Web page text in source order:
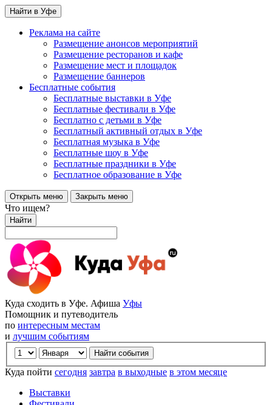
Найти в Уфе
Реклама на сайте
Размещение анонсов мероприятий
Размещение ресторанов и кафе
Размещение мест и площадок
Размещение баннеров
Бесплатные события
Бесплатные выставки в Уфе
Бесплатные фестивали в Уфе
Бесплатно с детьми в Уфе
Бесплатный активный отдых в Уфе
Бесплатная музыка в Уфе
Бесплатные шоу в Уфе
Бесплатные праздники в Уфе
Бесплатное образование в Уфе
Открыть меню Закрыть меню
Что ищем?
Найти
Куда сходить в Уфе. Афиша Уфы
Помощник и путеводитель
по интересным местам
и лучшим событиям
Куда пойти сегодня завтра в выходные в этом месяце
Выставки